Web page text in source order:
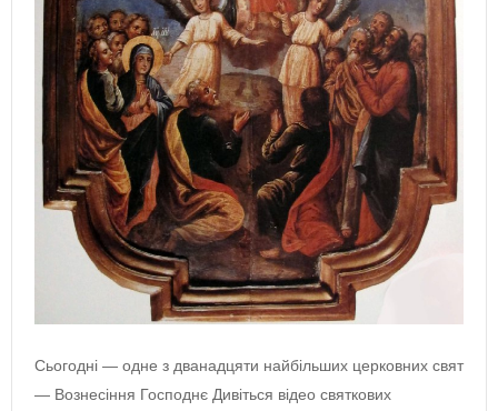
Сьогодні — одне з дванадцяти найбільших церковних свят
— Вознесіння Господнє Дивіться відео святкових